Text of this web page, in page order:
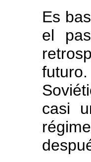
Es
el
casi